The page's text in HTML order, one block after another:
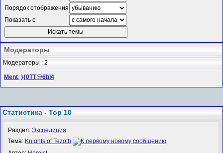
Порядок отображения
Показать с
Модераторы
Модераторы : 2
Ment, }{0TT@6bI4
Статистика - Top 10
Раздел:Экспедиция
Тема: Knights of Tezoth